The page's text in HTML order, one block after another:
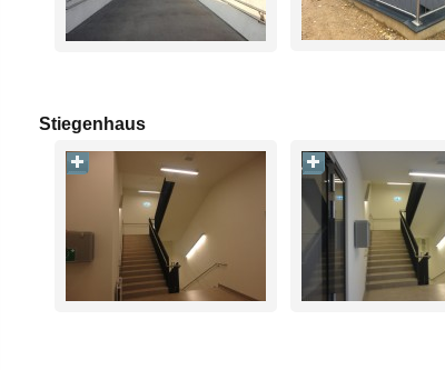
Stiegenhaus